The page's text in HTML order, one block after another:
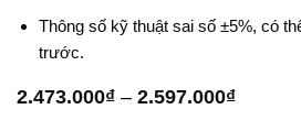
Thông số kỹ thuật sai số ±5%, có
trước.
2.473.000₫ – 2.597.000₫Khoảng